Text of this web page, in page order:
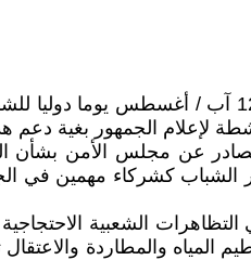
سبق وان أقرت الجمعية العامة للأمم المتحدة بموجب قرارها المرقم ( 54 / 120 ) في 17 كانون
العامة للأمم المتحدة بتنظيم انشطة لإعلام
ببرنامج العمل العالمي للشباب الذي اعتمدته الجمعية العامة في عام 1996 . ويقدم
كشركاء مهمين في
الشعبية
المتعاقبة منذ 2003 واجهتهم بالرصاص الحي وخراطيم